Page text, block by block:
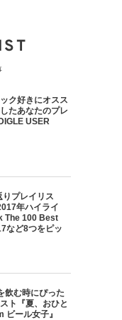
ク好きにオスス
たあなたのプレ
USER
りプレイリス
年ハイライ
The 100 Best
など8つをピッ
飲む時にぴった
ト『夏、おひと
ビール女子』